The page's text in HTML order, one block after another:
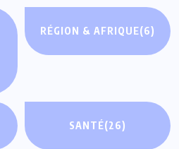
RÉGION & AFRIQUE(6)
SANTÉ(26)